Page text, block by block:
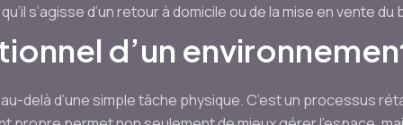
s’agisse d’un retour à domicile ou de la mise en vente du
d’un
delà d’une simple tâche physique. C’est un processus